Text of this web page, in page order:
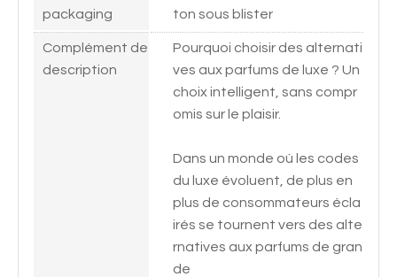
packaging
ton sous blister
Complément de
description
Pourquoi choisir des alternati
ves aux parfums de luxe ? Un
choix intelligent, sans compr
omis sur le plaisir.
Dans un monde où les codes
du luxe évoluent, de plus en
plus de consommateurs écla
irés se tournent vers des alte
rnatives aux parfums de gran
de